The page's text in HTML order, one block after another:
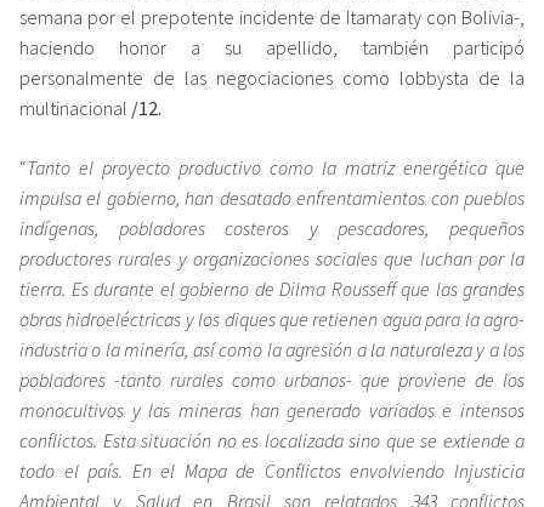
semana por el prepotente incidente de Itamaraty con Bolivia-,
haciendo honor a su apellido, también participó
personalmente de las negociaciones como lobbysta de la
multinacional /12.
“Tanto el proyecto productivo como la matriz energética que
impulsa el gobierno, han desatado enfrentamientos con pueblos
indígenas, pobladores costeros y pescadores, pequeños
productores rurales y organizaciones sociales que luchan por la
tierra. Es durante el gobierno de Dilma Rousseff que las grandes
obras hidroeléctricas y los diques que retienen agua para la agro-
industria o la minería, así como la agresión a la naturaleza y a los
pobladores -tanto rurales como urbanos- que proviene de los
monocultivos y las mineras han generado variados e intensos
conflictos. Esta situación no es localizada sino que se extiende a
todo el país. En el Mapa de Conflictos envolviendo Injusticia
Ambiental y Salud en Brasil son relatados 343 conflictos